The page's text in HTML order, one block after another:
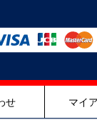
せ マイ